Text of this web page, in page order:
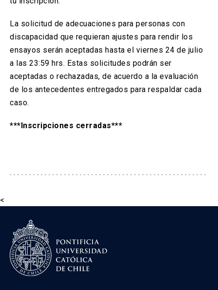
La solicitud de adecuaciones para personas con
discapacidad que requieran ajustes para rendir los
ensayos serán aceptadas hasta el viernes 24 de julio
a las 23:59 hrs. Estas solicitudes podrán ser
aceptadas o rechazadas, de acuerdo a la evaluación
de los antecedentes entregados para respaldar cada
caso.
***Inscripciones cerradas***
<